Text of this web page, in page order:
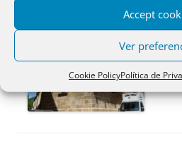
Accept
Ver
Cookie PolicyPolítica de